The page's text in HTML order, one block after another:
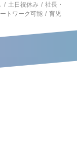
土日祝休み
社長・
トワーク可能
育児